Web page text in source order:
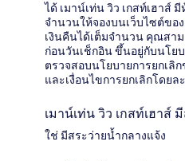
ได้ เมาน์เท่น วิว เกสท์เฮาส์
จำนวนให้จองบนเว็บไซต์ขอ
เงินคืนได้เต็มจำนวน คุณสา
ก่อนวันเช็กอิน ขึ้นอยู่กับนโย
ตรวจสอบนโยบายการยกเลิ
และเงื่อนไขการยกเลิกโดยล
เมาน์เท่น วิว เกสท์เฮาส์
ใช่ มีสระว่ายน้ำกลางแจ้ง